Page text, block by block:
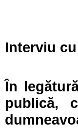
Interviu
În
publică,